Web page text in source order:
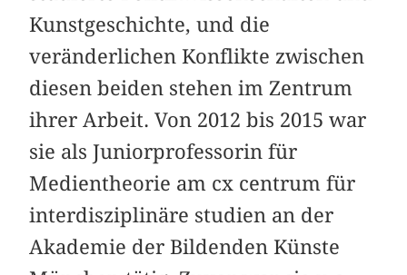
Kunstgeschichte, und die
veränderlichen Konflikte zwischen
diesen beiden stehen im Zentrum
ihrer Arbeit. Von 2012 bis 2015 war
sie als Juniorprofessorin für
Medientheorie am cx centrum für
interdisziplinäre studien an der
Akademie der Bildenden Künste